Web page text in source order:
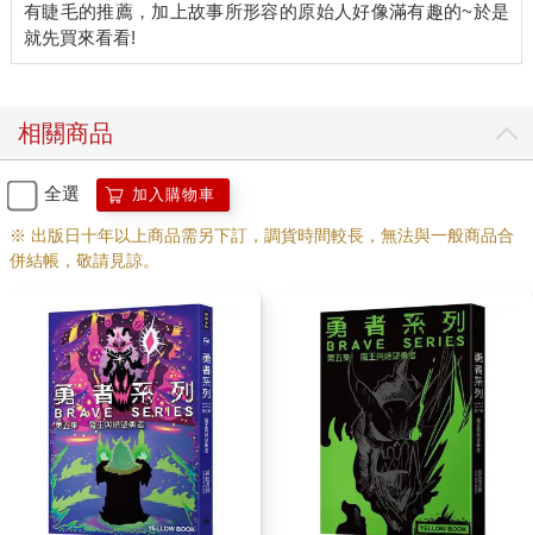
有睫毛的推薦，加上故事所形容的原始人好像滿有趣的~於是
相關商品
全選 加入購物車
※ 出版日十年以上商品需另下訂，調貨時間較長，無法與一般商品合
併結帳，敬請見諒。